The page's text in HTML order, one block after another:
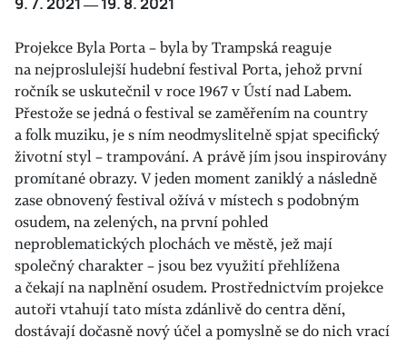
Projekce Byla Porta – byla by Trampská reaguje
na nejproslulejší hudební festival Porta, jehož první
ročník se uskutečnil v roce 1967 v Ústí nad Labem.
Přestože se jedná o festival se zaměřením na country
a folk muziku, je s ním neodmyslitelně spjat specifický
životní styl – trampování. A právě jím jsou inspirovány
promítané obrazy. V jeden moment zaniklý a následně
zase obnovený festival ožívá v místech s podobným
osudem, na zelených, na první pohled
neproblematických plochách ve městě, jež mají
společný charakter – jsou bez využití přehlížena
a čekají na naplnění osudem. Prostřednictvím projekce
autoři vtahují tato místa zdánlivě do centra dění,
dostávají dočasně nový účel a pomyslně se do nich vrací